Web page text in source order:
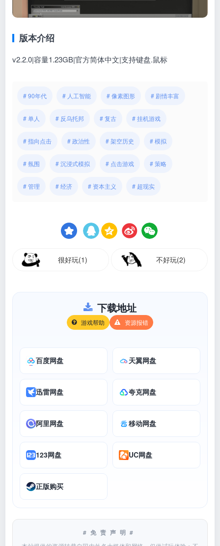
版本介绍
v2.2.0|容量1.23GB|官方简体中文|支持键盘.鼠标
# 90年代 # 人工智能 # 像素图形 # 剧情丰富
# 单人 # 反乌托邦 # 复古 # 挂机游戏
# 指向点击 # 政治性 # 架空历史 # 模拟
# 氛围 # 沉浸式模拟 # 点击游戏 # 策略
# 管理 # 经济 # 资本主义 # 超现实
很好玩(1) 不好玩(2)
下载地址
游戏帮助 资源报错
百度网盘 天翼网盘
迅雷网盘 夸克网盘
阿里网盘 移动网盘
123网盘 UC网盘
正版购买
#免责声明#